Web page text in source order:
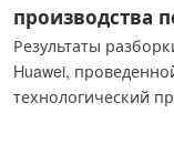
производства
Результаты
Huawei,
технологический
использующий